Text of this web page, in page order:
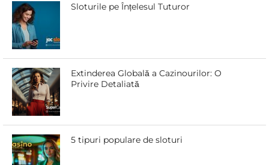
Sloturile pe Înțelesul Tuturor
Extinderea Globală a Cazinourilor: O
Privire Detaliată
5 tipuri populare de sloturi